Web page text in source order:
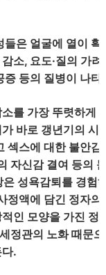
은 얼굴에 열이 확
소, 요도·질의 가
등의 질병이 나타
를 가장 뚜렷하게
바로 갱년기의 시
섹스에 대한 불안감
자신감 결여 등의
성욕감퇴를 경험
정액에 담긴 정자의
인 모양을 가진 정
정관의 노화 때문
.